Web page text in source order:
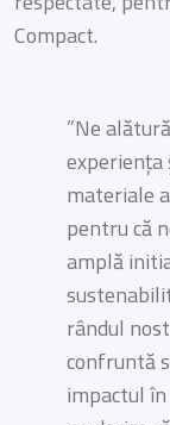
Compact.
”Ne
experiența
materiale
pentru că
amplă
rândul
confruntă
impactul